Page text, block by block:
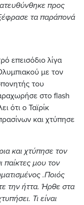
προς
τα παράπονά
επεισόδιο λίγα
με τον
του
στο flash
ότι ο Ταϊρίκ
και χτύπησε
και χτύπησε τον
παίκτες μου τον
.Ποιός
την ήττα. Ήρθε στα
Τι είναι